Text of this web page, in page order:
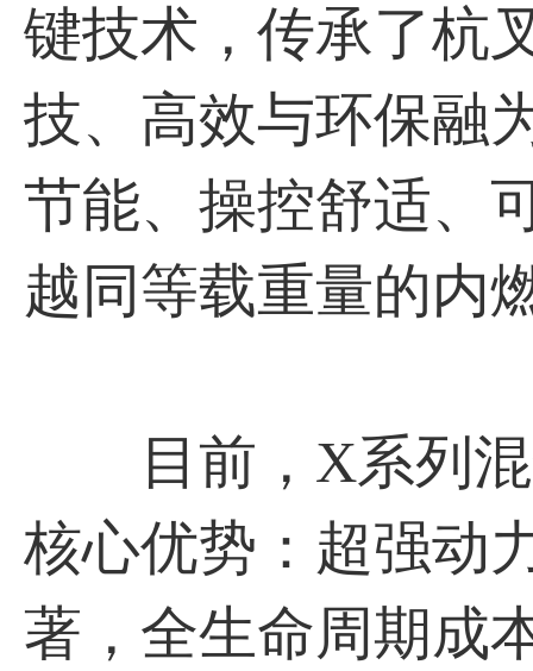
键技术，传承了杭
技、高效与环保融
节能、操控舒适、
越同等载重量的内
目前，X系列混
核心优势：超强动
著，全生命周期成